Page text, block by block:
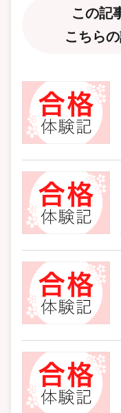
この記
こちら